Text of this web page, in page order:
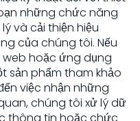
những chức năng
và cải thiện hiệu
của chúng tôi. Nếu
hoặc ứng dụng
sản phẩm tham khảo
việc nhận những
chúng tôi xử lý dữ